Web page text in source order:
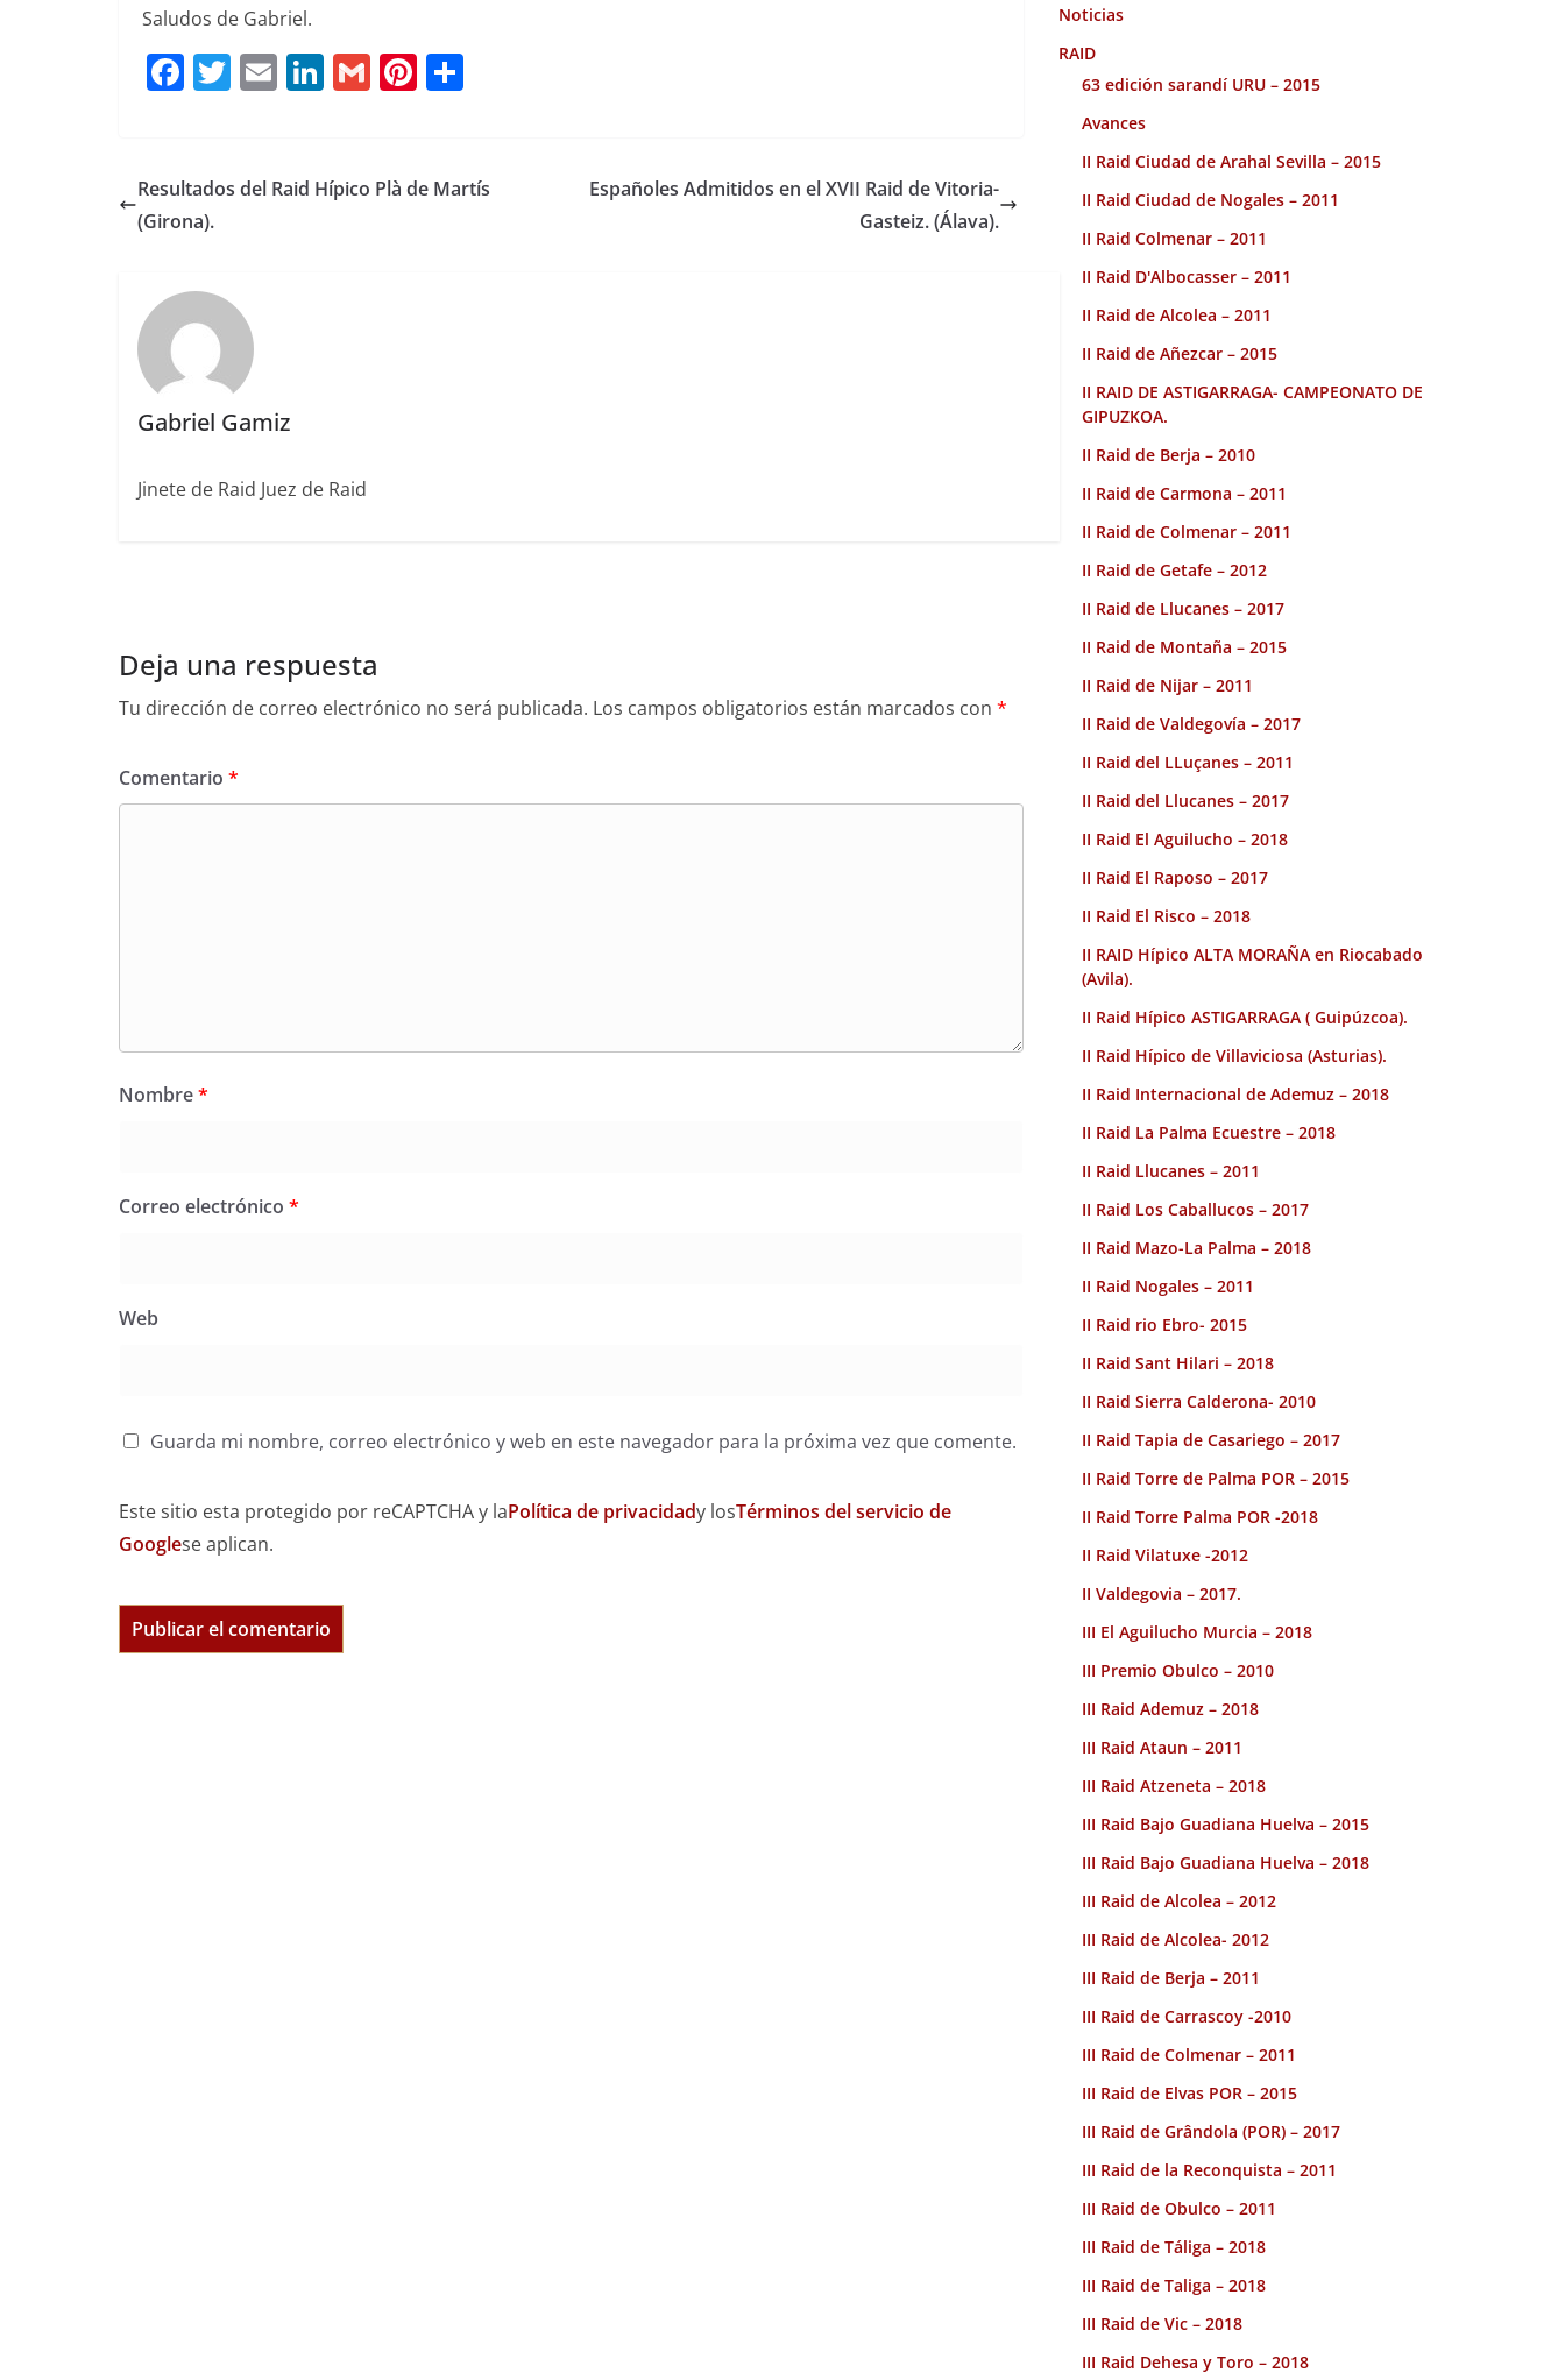
Saludos de Gabriel.
F
e
b
o
k
T
te
E
l
Li
e
G
l
Pi
rep
Resultados del Raid Hípico Plà de Martís
(Girona).
Españoles Admitidos en el XVII Raid de Vitoria-
Gasteiz. (Álava).
Gabriel Gamiz
Jinete de Raid Juez de Raid
Deja una respuesta
Tu dirección de correo electrónico no será publicada. Los campos obligatorios están marcados con *
Comentario *
Nombre*
Correo electrónico *
Web
Guarda mi nombre, correo electrónico y web en este navegador para la próxima vez que comente.
Este sitio esta protegido por reCAPTCHA y laPolítica de privacidady losTérminos del servicio de
Googlese aplican.
Noticias
RAID
63 edición sarandí URU – 2015
Avances
II Raid Ciudad de Arahal Sevilla – 2015
II Raid Ciudad de Nogales – 2011
II Raid Colmenar – 2011
II Raid D'Albocasser – 2011
II Raid de Alcolea – 2011
II Raid de Añezcar – 2015
II RAID DE ASTIGARRAGA- CAMPEONATO DE
GIPUZKOA.
II Raid de Berja – 2010
II Raid de Carmona – 2011
II Raid de Colmenar – 2011
II Raid de Getafe – 2012
II Raid de Llucanes – 2017
II Raid de Montaña – 2015
II Raid de Nijar – 2011
II Raid de Valdegovía – 2017
II Raid del LLuçanes – 2011
II Raid del Llucanes – 2017
II Raid El Aguilucho – 2018
II Raid El Raposo – 2017
II Raid El Risco – 2018
II RAID Hípico ALTA MORAÑA en Riocabado
(Avila).
II Raid Hípico ASTIGARRAGA ( Guipúzcoa).
II Raid Hípico de Villaviciosa (Asturias).
II Raid Internacional de Ademuz – 2018
II Raid La Palma Ecuestre – 2018
II Raid Llucanes – 2011
II Raid Los Caballucos – 2017
II Raid Mazo-La Palma – 2018
II Raid Nogales – 2011
II Raid rio Ebro- 2015
II Raid Sant Hilari – 2018
II Raid Sierra Calderona- 2010
II Raid Tapia de Casariego – 2017
II Raid Torre de Palma POR – 2015
II Raid Torre Palma POR -2018
II Raid Vilatuxe -2012
II Valdegovia – 2017.
III El Aguilucho Murcia – 2018
III Premio Obulco – 2010
III Raid Ademuz – 2018
III Raid Ataun – 2011
III Raid Atzeneta – 2018
III Raid Bajo Guadiana Huelva – 2015
III Raid Bajo Guadiana Huelva – 2018
III Raid de Alcolea – 2012
III Raid de Alcolea- 2012
III Raid de Berja – 2011
III Raid de Carrascoy -2010
III Raid de Colmenar – 2011
III Raid de Elvas POR – 2015
III Raid de Grândola (POR) – 2017
III Raid de la Reconquista – 2011
III Raid de Obulco – 2011
III Raid de Táliga – 2018
III Raid de Taliga – 2018
III Raid de Vic – 2018
III Raid Dehesa y Toro – 2018